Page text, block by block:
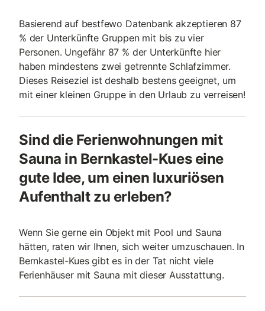
Basierend auf bestfewo Datenbank akzeptieren 87
% der Unterkünfte Gruppen mit bis zu vier
Personen. Ungefähr 87 % der Unterkünfte hier
haben mindestens zwei getrennte Schlafzimmer.
Dieses Reiseziel ist deshalb bestens geeignet, um
mit einer kleinen Gruppe in den Urlaub zu verreisen!
Sind die Ferienwohnungen mit
Sauna in Bernkastel-Kues eine
gute Idee, um einen luxuriösen
Aufenthalt zu erleben?
Wenn Sie gerne ein Objekt mit Pool und Sauna
hätten, raten wir Ihnen, sich weiter umzuschauen. In
Bernkastel-Kues gibt es in der Tat nicht viele
Ferienhäuser mit Sauna mit dieser Ausstattung.